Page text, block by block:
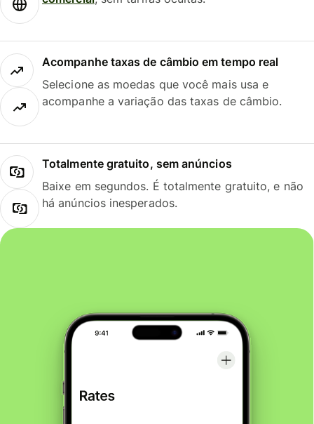
Acompanhe taxas de câmbio em tempo real
Selecione as moedas que você mais usa e
acompanhe a variação das taxas de câmbio.
Totalmente gratuito, sem anúncios
Baixe em segundos. É totalmente gratuito, e não
há anúncios inesperados.